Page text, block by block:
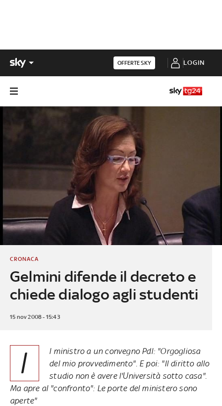
OFFERTE SKY LOGIN
Gelmini difende il decreto e
chiede dialogo agli studenti
CRONACA
15 nov 2008 - 15:43
I
l ministro a un convegno Pdl: "Orgogliosa
del mio provvedimento". E poi: "Il diritto allo
studio non è avere l'Università sotto casa".
Ma apre al "confronto": Le porte del ministero sono
aperte"